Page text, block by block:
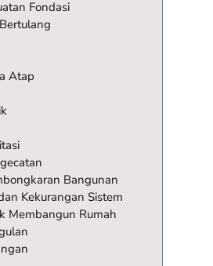
Fondasi
Atap
Bangunan
Kekurangan Sistem
Membangun Rumah